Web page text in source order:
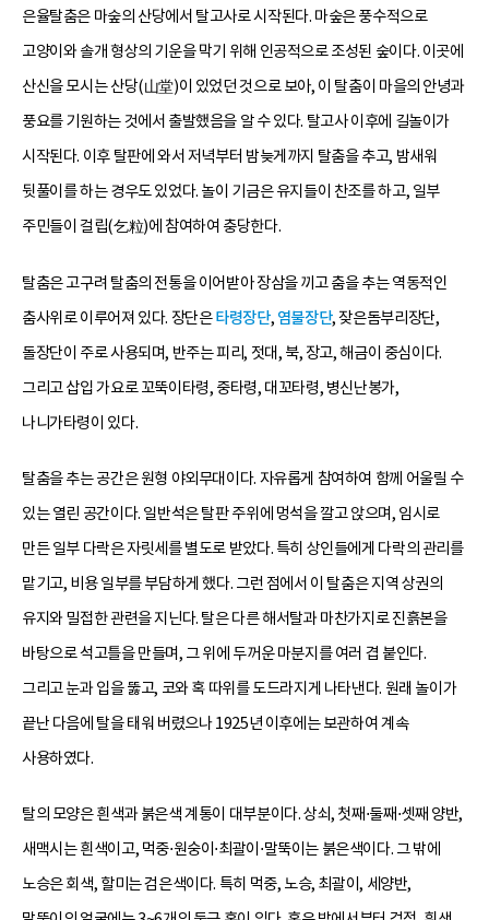
은율탈춤은 마숲의 산당에서 탈고사로 시작된다. 마숲은 풍수적으로
고양이와 솔개 형상의 기운을 막기 위해 인공적으로 조성된 숲이다. 이곳에
산신을 모시는 산당(山堂)이 있었던 것으로 보아, 이 탈춤이 마을의 안녕과
풍요를 기원하는 것에서 출발했음을 알 수 있다. 탈고사 이후에 길놀이가
시작된다. 이후 탈판에 와서 저녁부터 밤늦게까지 탈춤을 추고, 밤새워
뒷풀이를 하는 경우도 있었다. 놀이 기금은 유지들이 찬조를 하고, 일부
주민들이 걸립(乞粒)에 참여하여 충당한다.
탈춤은 고구려 탈춤의 전통을 이어받아 장삼을 끼고 춤을 추는 역동적인
춤사위로 이루어져 있다. 장단은타령장단, 염불장단, 잦은돔부리장단,
돌장단이 주로 사용되며, 반주는 피리, 젓대, 북, 장고, 해금이 중심이다.
그리고 삽입 가요로 꼬뚝이타령, 중타령, 대꼬타령, 병신난봉가,
나니가타령이 있다.
탈춤을 추는 공간은 원형 야외무대이다. 자유롭게 참여하여 함께 어울릴 수
있는 열린 공간이다. 일반석은 탈판 주위에 멍석을 깔고 앉으며, 임시로
만든 일부 다락은 자릿세를 별도로 받았다. 특히 상인들에게 다락의 관리를
맡기고, 비용 일부를 부담하게 했다. 그런 점에서 이 탈춤은 지역 상권의
유지와 밀접한 관련을 지닌다. 탈은 다른 해서탈과 마찬가지로 진흙본을
바탕으로 석고틀을 만들며, 그 위에 두꺼운 마분지를 여러 겹 붙인다.
그리고 눈과 입을 뚫고, 코와 혹 따위를 도드라지게 나타낸다. 원래 놀이가
끝난 다음에 탈을 태워 버렸으나 1925년 이후에는 보관하여 계속
사용하였다.
탈의 모양은 흰색과 붉은색 계통이 대부분이다. 상쇠, 첫째⋅둘째⋅셋째 양반,
새맥시는 흰색이고, 먹중⋅원숭이⋅최괄이⋅말뚝이는 붉은색이다. 그 밖에
노승은 회색, 할미는 검은색이다. 특히 먹중, 노승, 최괄이, 세양반,